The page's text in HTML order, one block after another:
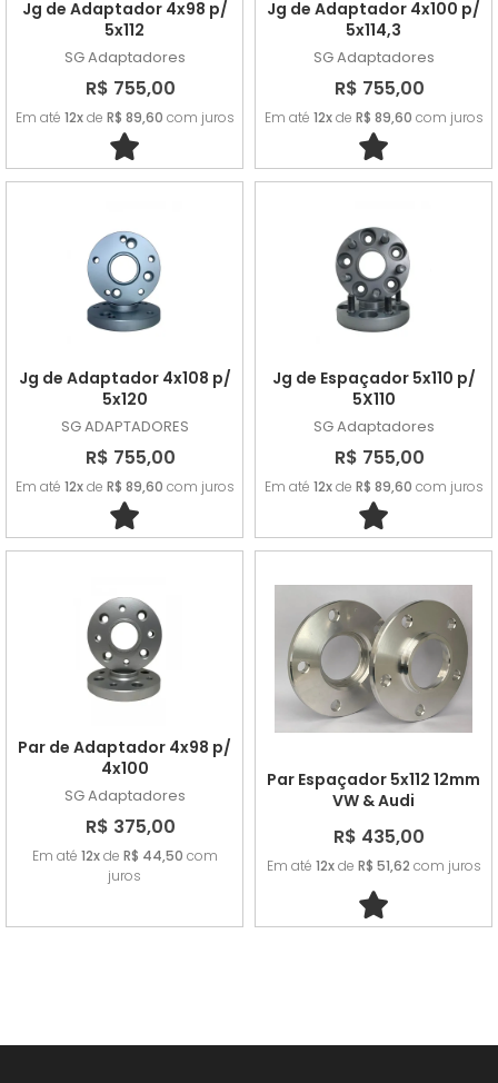
Jg de Adaptador 4x98 p/
5x112
SG Adaptadores
R$ 755,00
Em até 12xde R$ 89,60 com juros
Jg de Adaptador 4x100 p/
5x114,3
SG Adaptadores
R$ 755,00
Em até 12xde R$ 89,60 com juros
Jg de Adaptador 4x108 p/
5x120
SG ADAPTADORES
R$ 755,00
Em até 12xde R$ 89,60 com juros
Jg de Espaçador 5x110 p/
5X110
SG Adaptadores
R$ 755,00
Em até 12xde R$ 89,60 com juros
Par de Adaptador 4x98 p/
4x100
SG Adaptadores
R$ 375,00
Em até 12xde R$ 44,50 com
juros
Par Espaçador 5x112 12mm
VW & Audi
R$ 435,00
Em até 12xde R$ 51,62 com juros